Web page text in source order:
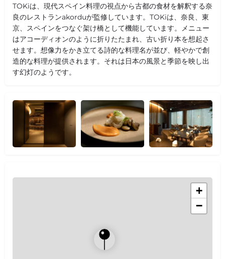
TOKiは、現代スペイン料理の視点から古都の食材を解釈する奈
良のレストランakorduが監修しています。TOKiは、奈良、東
京、スペインをつなぐ架け橋として機能しています。メニュー
はアコーディオンのように折りたたまれ、古い折り本を想起さ
せます。想像力をかき立てる詩的な料理名が並び、軽やかで創
造的な料理が提供されます。それは日本の風景と季節を映し出
す幻灯のようです。
+
−